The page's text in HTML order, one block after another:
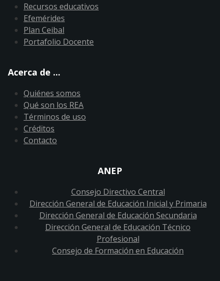
Recursos educativos
Efemérides
Plan Ceibal
Portafolio Docente
Acerca de ...
Quiénes somos
Qué son los REA
Términos de uso
Créditos
Contacto
ANEP
Consejo Directivo Central
Dirección General de Educación Inicial y Primaria
Dirección General de Educación Secundaria
Dirección General de Educación Técnico
Profesional
Consejo de Formación en Educación